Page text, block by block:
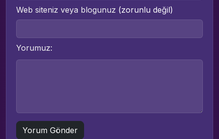
Web siteniz veya blogunuz (zorunlu değil)
Yorumuz: